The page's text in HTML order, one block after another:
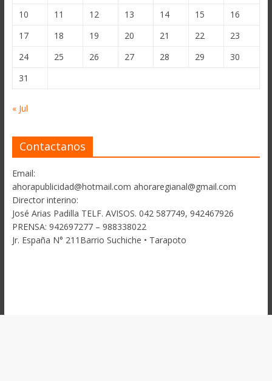
10
11 12 13 14 15
16
17
18 19 20 21 22
23
24
25 26 27 28 29
30
31
« Jul
Contactanos
Email:
ahorapublicidad@hotmail.com ahoraregianal@gmail.com
Director interino:
José Arias Padilla TELF. AVISOS. 042 587749, 942467926
PRENSA: 942697277 – 988338022
Jr. España N° 211Barrio Suchiche • Tarapoto